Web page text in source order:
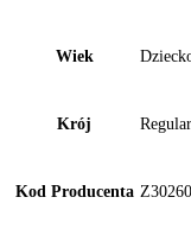
Wiek
Krój
Kod Producenta